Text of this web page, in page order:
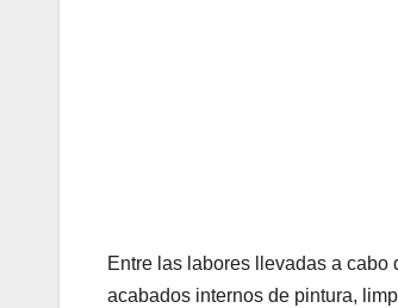
Entre las labores llevadas a cabo
acabados internos de pintura,